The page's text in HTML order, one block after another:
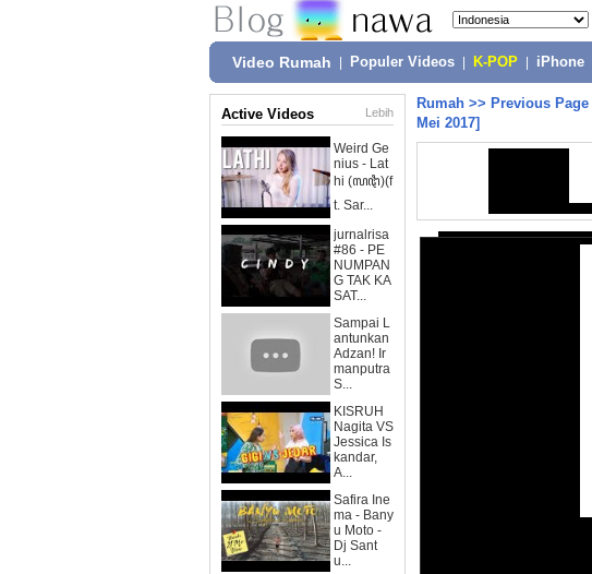
Video Rumah Populer Videos K-POP iPhone
Active Videos Lebih
Weird Ge
nius - Lat
hi (ꦭꦛꦶ)(f
t. Sar...
jurnalrisa
#86 - PE
NUMPAN
G TAK KA
SAT...
Sampai L
antunkan
Adzan! Ir
manputra
S...
KISRUH
Nagita VS
Jessica Is
kandar,
A...
Safira Ine
ma - Bany
u Moto -
Dj Sant
u...
Rumah >> Previous Page
Mei 2017]